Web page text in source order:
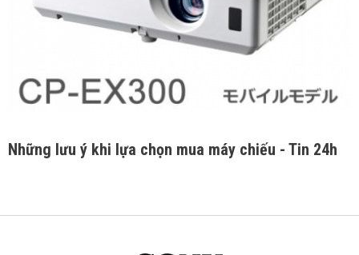
Những lưu ý khi lựa chọn mua máy chiếu - Tin 24h